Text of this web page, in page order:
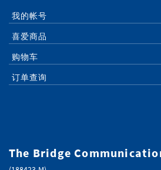
我的帐号
喜爱商品
购物车
订单查询
The Bridge